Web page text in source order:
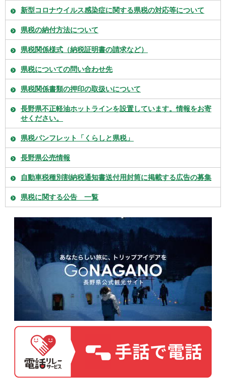
新型コロナウイルス感染症に関する県税の対応等について
県税の納付方法について
県税関係様式（納税証明書の請求など）
県税についての問い合わせ先
県税関係書類の押印の取扱いについて
長野県不正軽油ホットラインを設置しています。情報をお寄
せください。
県税パンフレット「くらしと県税」
長野県公売情報
自動車税種別割納税通知書送付用封筒に掲載する広告の募集
県税に関する公告 一覧